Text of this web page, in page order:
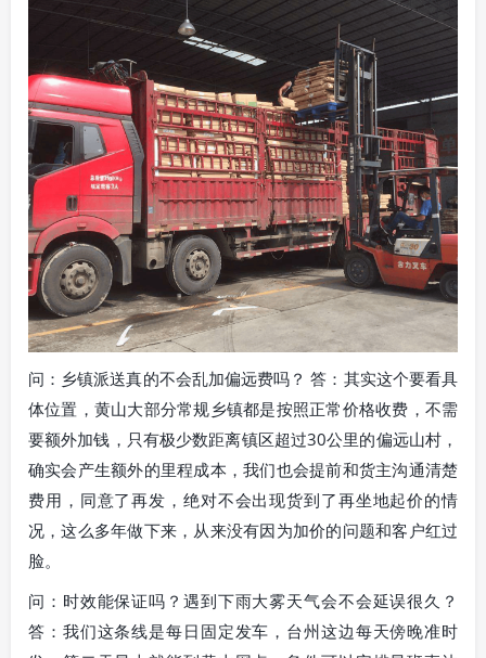
问：乡镇派送真的不会乱加偏远费吗？ 答：其实这个要看具
体位置，黄山大部分常规乡镇都是按照正常价格收费，不需
要额外加钱，只有极少数距离镇区超过30公里的偏远山村，
确实会产生额外的里程成本，我们也会提前和货主沟通清楚
费用，同意了再发，绝对不会出现货到了再坐地起价的情
况，这么多年做下来，从来没有因为加价的问题和客户红过
脸。
问：时效能保证吗？遇到下雨大雾天气会不会延误很久？
答：我们这条线是每日固定发车，台州这边每天傍晚准时